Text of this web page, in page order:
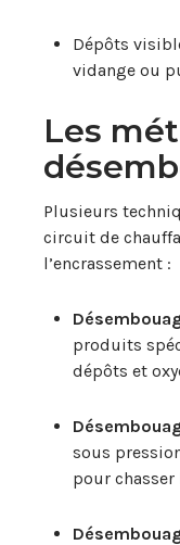
Dépôts
vidange ou
Les
Plusieurs
circuit de
l’encrassement :
produits
dépôts et
sous
pour chasser